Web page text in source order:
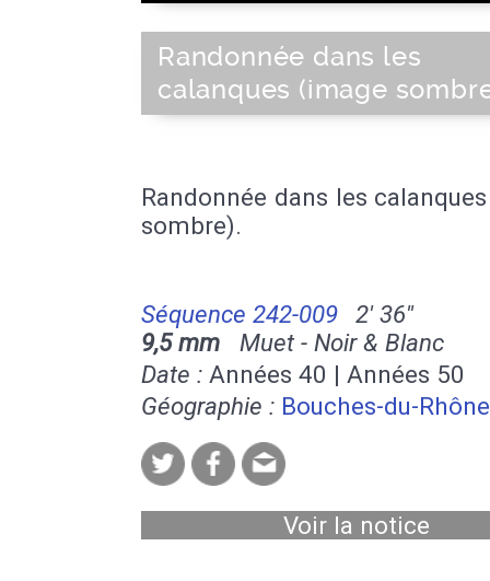
Randonnée dans les
calanques (image
Randonnée dans les
sombre).
Séquence 242-009
2' 36''
9,5 mm Muet - Noir & Blanc
Date : Années 40 | Années 50
Géographie : Bouches-du-
Voir la notice